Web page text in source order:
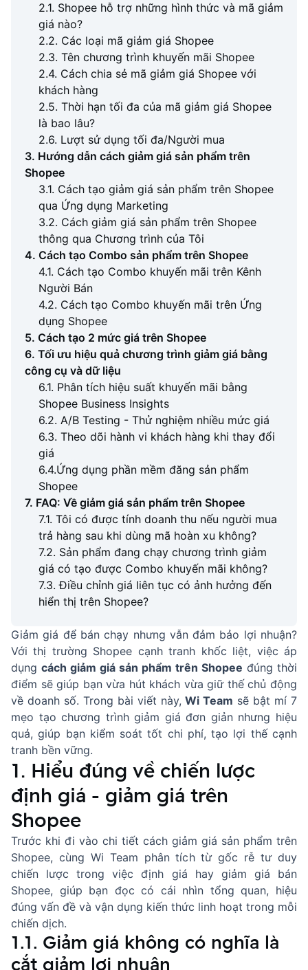
2.1. Shopee hỗ trợ những hình thức và mã giảm
giá nào?
2.2. Các loại mã giảm giá Shopee
2.3. Tên chương trình khuyến mãi Shopee
2.4. Cách chia sẻ mã giảm giá Shopee với
khách hàng
2.5. Thời hạn tối đa của mã giảm giá Shopee
là bao lâu?
2.6. Lượt sử dụng tối đa/Người mua
3. Hướng dẫn cách giảm giá sản phẩm trên
Shopee
3.1. Cách tạo giảm giá sản phẩm trên Shopee
qua Ứng dụng Marketing
3.2. Cách giảm giá sản phẩm trên Shopee
thông qua Chương trình của Tôi
4. Cách tạo Combo sản phẩm trên Shopee
4.1. Cách tạo Combo khuyến mãi trên Kênh
Người Bán
4.2. Cách tạo Combo khuyến mãi trên Ứng
dụng Shopee
5. Cách tạo 2 mức giá trên Shopee
6. Tối ưu hiệu quả chương trình giảm giá bằng
công cụ và dữ liệu
6.1. Phân tích hiệu suất khuyến mãi bằng
Shopee Business Insights
6.2. A/B Testing - Thử nghiệm nhiều mức giá
6.3. Theo dõi hành vi khách hàng khi thay đổi
giá
6.4.Ứng dụng phần mềm đăng sản phẩm
Shopee
7. FAQ: Về giảm giá sản phẩm trên Shopee
7.1. Tôi có được tính doanh thu nếu người mua
trả hàng sau khi dùng mã hoàn xu không?
7.2. Sản phẩm đang chạy chương trình giảm
giá có tạo được Combo khuyến mãi không?
7.3. Điều chỉnh giá liên tục có ảnh hưởng đến
hiển thị trên Shopee?
Giảm giá để bán chạy nhưng vẫn đảm bảo lợi nhuận?
Với thị trường Shopee cạnh tranh khốc liệt, việc áp
dụng cách giảm giá sản phẩm trên Shopee đúng thời
điểm sẽ giúp bạn vừa hút khách vừa giữ thế chủ động
về doanh số. Trong bài viết này,Wi Team sẽ bật mí 7
mẹo tạo chương trình giảm giá đơn giản nhưng hiệu
quả, giúp bạn kiểm soát tốt chi phí, tạo lợi thế cạnh
tranh bền vững.
1. Hiểu đúng về chiến lược
định giá - giảm giá trên
Shopee
Trước khi đi vào chi tiết cách giảm giá sản phẩm trên
Shopee, cùng Wi Team phân tích từ gốc rễ tư duy
chiến lược trong việc định giá hay giảm giá bán
Shopee, giúp bạn đọc có cái nhìn tổng quan, hiệu
đúng vấn đề và vận dụng kiến thức linh hoạt trong mỗi
chiến dịch.
1.1. Giảm giá không có nghĩa là
cắt giảm lợi nhuận